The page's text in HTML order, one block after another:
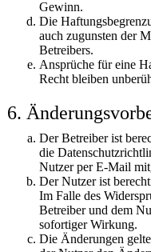
Gewinn.
Die
auch zugunsten der
Betreibers.
Ansprüche für eine
Recht bleiben
6.
Der Betreiber ist
die
Nutzer per E-Mail
Der Nutzer ist
Im Falle des
Betreiber und dem
sofortiger Wirkung.
Die Änderungen